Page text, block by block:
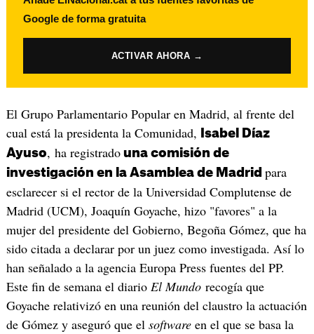
Google de forma gratuita
ACTIVAR AHORA →
El Grupo Parlamentario Popular en Madrid, al frente del
cual está la presidenta la Comunidad,
Isabel Díaz
Ayuso, ha registradouna comisión de
investigación en la Asamblea de Madrid para
esclarecer si el rector de la Universidad Complutense de
Madrid (UCM), Joaquín Goyache, hizo "favores" a la
mujer del presidente del Gobierno, Begoña Gómez, que ha
sido citada a declarar por un juez como investigada. Así lo
han señalado a la agencia Europa Press fuentes del PP.
Este fin de semana el diarioEl Mundorecogía que
Goyache relativizó en una reunión del claustro la actuación
de Gómez y aseguró que el software en el que se basa la